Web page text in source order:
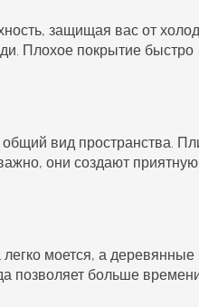
защищая вас от
Плохое покрытие быстро
вид пространства.
они создают приятную
моется, а деревянные
позволяет больше